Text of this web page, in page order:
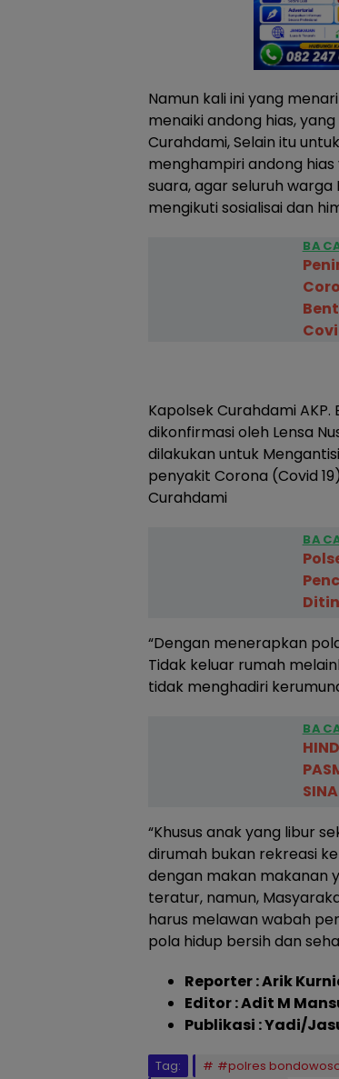
Namun kali ini yang
menaiki andong hias,
Curahdami, Selain itu
menghampiri andong
suara, agar seluruh
mengikuti sosialisai dan
Kapolsek Curahdami AKP.
dikonfirmasi oleh Lensa
dilakukan untuk
penyakit Corona (Covid
Curahdami
“Dengan menerapkan
Tidak keluar rumah
tidak menghadiri
“Khusus anak yang libur
dirumah bukan rekreasi
dengan makan makanan
teratur, namun,
harus melawan wabah
pola hidup bersih dan
Reporter : Arik
Editor : Adit M
Publikasi : Yadi/
Tag: #polres